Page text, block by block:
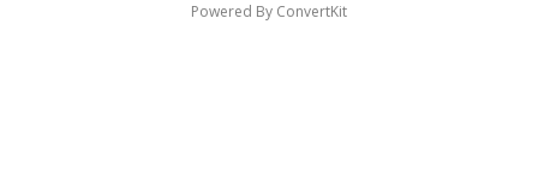
Powered By ConvertKit